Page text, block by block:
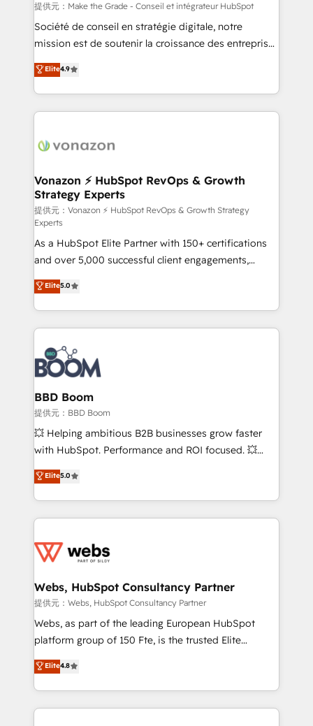
tableaux de bord - Onboarding, audit &
optimisation - Intégrations métiers (ERP, téléphonie,
e-commerce) - Formation & accompagnement au
et grandes entreprises en France et à l'international,
dans des secteurs variés : SaaS, immobilier,
提供元：Make the Grade - Conseil et intégrateur HubSpot
Société de conseil en stratégie digitale, notre
mission est de soutenir la croissance des entreprises
B2B à travers l’acquisition de nouveaux clients,
l'intégration CRM et le développement des revenus
auprès de vos comptes existants. En France et à
l'international, nous travaillons avec des ETI
delà d’une simple transformation digitale et des
➤ L’intégration de CRM et de méthodologie RevOps
pour aligner les équipes marketing, commerciales et
support client (data migration, synchronisation API,
audit et maintenance) ➤ La création de sites internet
de conversion qui transforment les visiteurs en
opportunités d'affaires ➤ La mise en place de
stratégies d'acquisition marketing (SEO, SEA,
inbound, automatisation marketing, ABM, IA,
emailing) Informations clés : - 10 ans d'expérience -
100+ intégrations CRM HubSpot réussies - 40
experts conseil - 150 certifications HubSpot
cumulées
Elite4.9
Vonazon ⚡ HubSpot RevOps & Growth
Strategy Experts
提供元：Vonazon ⚡ HubSpot RevOps & Growth Strategy
Experts
As a HubSpot Elite Partner with 150+ certifications
and over 5,000 successful client engagements,
Vonazon turns marketing complexity into
measurable, scalable growth. From onboarding to
enterprise-grade campaigns, our in-house team
builds scalable strategies that drive long-term
revenue. ⚙️ HubSpot Integration & Optimization •
Seamless CRM, CMS, and automation setup •
Complex platform migrations and data cleanups •
Custom APIs and third-party integrations 📈 End-to-
End Revenue Acceleration • Lifecycle marketing and
pipeline growth programs • Sales enablement tools
and CRM optimization • Retention strategies with
Execution • 750+ onboardings and 2,000+
implementations • Deep expertise across marketing,
Elite5.0
BBD Boom
提供元：BBD Boom
💥 Helping ambitious B2B businesses grow faster
with HubSpot. Performance and ROI focused. 💥
BBD Boom is the HubSpot partner that can help you
to HubSpot Better. We work with your teams to
solve all your HubSpot challenges and improve user
adoption, sales process and marketing results.
the first time 🔧 Designing and optimising your
and build using HubSpot 🔌 Integrating HubSpot
with other systems 🎓 Training your teams to be
HubSpot pros 📊 Lead generation services using
HubSpot Why us? - SIX HubSpot Accreditations -
CRM, Solutions Architecture, Onboarding , Data
Migration, Custom Integration & Platform
Elite5.0
Webs, HubSpot Consultancy Partner
提供元：Webs, HubSpot Consultancy Partner
Webs, as part of the leading European HubSpot
platform group of 150 Fte, is the trusted Elite
HubSpot CRM Partner offering you a roadmap on
maximizing EBITDA and achieving Commercial
Excellence. With our targeted processes, we
strengthen your digital transformation and minimize
Elite4.8